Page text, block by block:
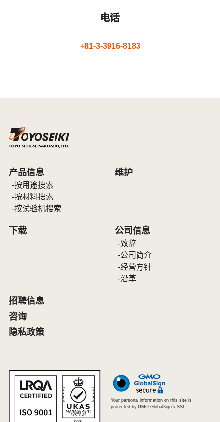
电话
+81-3-3916-8183
产品信息
按用途搜索
按材料搜索
按试验机搜索
维护
下载 公司信息
致辞
公司简介
经营方针
沿革
招聘信息
咨询
隐私政策
Your personal information on this site is
protected by GMO GlobalSign's SSL.